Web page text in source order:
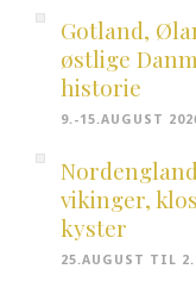
Gotland,
østlige
historie
9.-15.AUGUST
vikinger,
kyster
25.AUGUST TIL